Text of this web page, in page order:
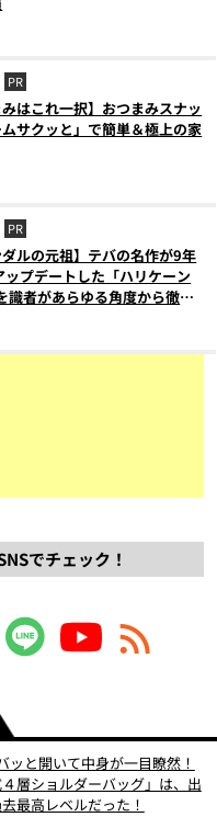
PR
みはこれ一択】おつまみスナッ
サクッと」で簡単＆極上の家
PR
ダルの元祖】テバの名作が9年
ップデートした「ハリケーン
識者があらゆる角度から徹底
でチェック！
ッと開いて中身が一目瞭然！
層ショルダーバッグ」は、出
最高レベルだった！